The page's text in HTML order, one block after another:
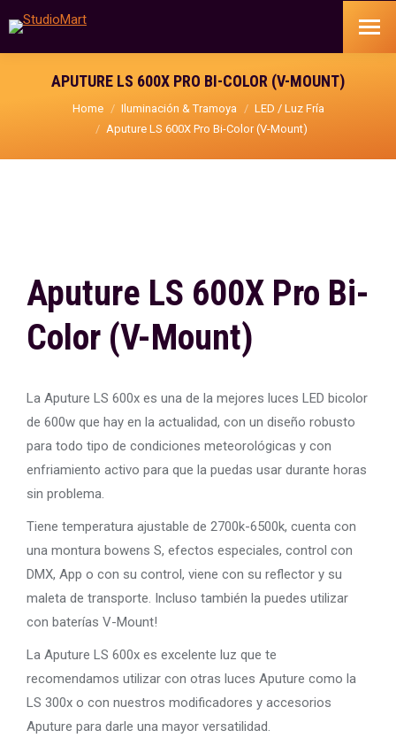
APUTURE LS 600X PRO BI-COLOR (V-MOUNT)
You are here:
Home Iluminación & Tramoya
LED / Luz Fría
Aputure LS 600X Pro Bi-Color (V-Mount)
Aputure LS 600X Pro Bi-
Color (V-Mount)
La Aputure LS 600x es una de la mejores luces LED bicolor
de 600w que hay en la actualidad, con un diseño robusto
para todo tipo de condiciones meteorológicas y con
enfriamiento activo para que la puedas usar durante horas
sin problema.
Tiene temperatura ajustable de 2700k-6500k, cuenta con
una montura bowens S, efectos especiales, control con
DMX, App o con su control, viene con su reflector y su
maleta de transporte. Incluso también la puedes utilizar
con baterías V-Mount!
La Aputure LS 600x es excelente luz que te
recomendamos utilizar con otras luces Aputure como la
LS 300x o con nuestros modificadores y accesorios
Aputure para darle una mayor versatilidad.